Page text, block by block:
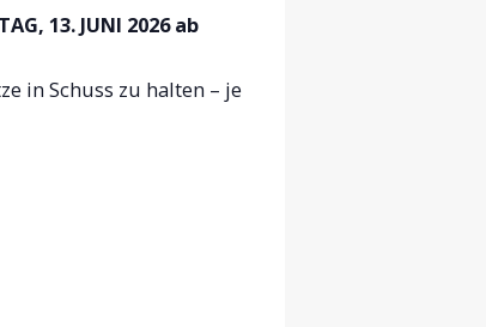
13. JUNI 2026 ab
in Schuss zu halten – je